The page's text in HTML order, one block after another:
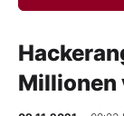
Finanz-
Millionen